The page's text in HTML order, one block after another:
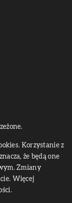
Korzystanie z
że będą one
Zmiany
Więcej
.